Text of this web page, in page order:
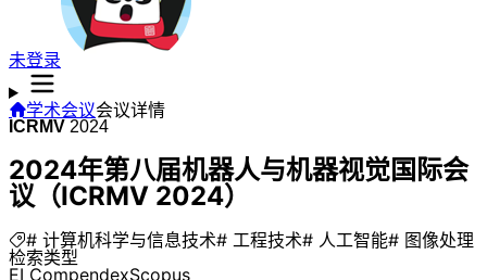
未登录
学术会议会议详情
ICRMV 2024
2024年第八届机器人与机器视觉国际会
议（ICRMV 2024）
# 计算机科学与信息技术# 工程技术# 人工智能# 图像处理
检索类型
EI CompendexScopus